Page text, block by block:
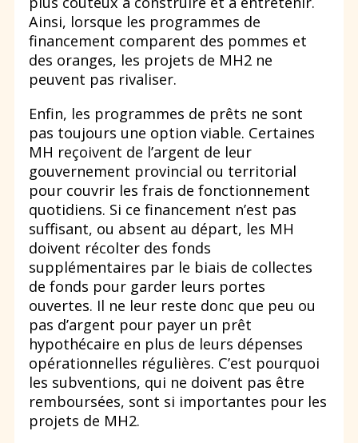
Ainsi, lorsque les programmes de
financement comparent des pommes et
des oranges, les projets de MH2 ne
peuvent pas rivaliser.
Enfin, les programmes de prêts ne sont
pas toujours une option viable. Certaines
MH reçoivent de l’argent de leur
gouvernement provincial ou territorial
pour couvrir les frais de fonctionnement
quotidiens. Si ce financement n’est pas
suffisant, ou absent au départ, les MH
doivent récolter des fonds
supplémentaires par le biais de collectes
de fonds pour garder leurs portes
ouvertes. Il ne leur reste donc que peu ou
pas d’argent pour payer un prêt
hypothécaire en plus de leurs dépenses
opérationnelles régulières. C’est pourquoi
les subventions, qui ne doivent pas être
remboursées, sont si importantes pour les
projets de MH2.